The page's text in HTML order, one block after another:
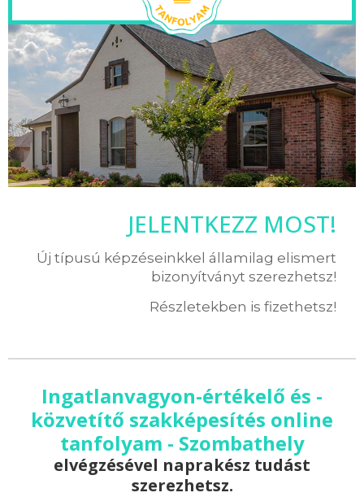
JELENTKEZZ MOST!
Új típusú képzéseinkkel államilag elismert
bizonyítványt szerezhetsz!
Részletekben is fizethetsz!
Ingatlanvagyon-értékelő és -
közvetítő szakképesítés online
tanfolyam - Szombathely
elvégzésével naprakész tudást
szerezhetsz.